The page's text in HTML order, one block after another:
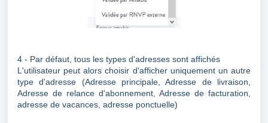
4 - Par défaut, tous les types d'adresses sont affichés
L'utilisateur peut alors choisir d'afficher uniquement un autre
type d'adresse (Adresse principale, Adresse de livraison,
Adresse de relance d'abonnement, Adresse de facturation,
adresse de vacances, adresse ponctuelle)